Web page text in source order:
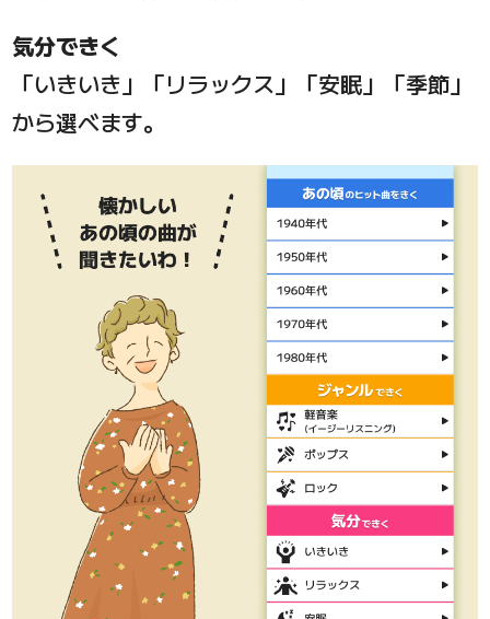
気分できく
「いきいき」「リラックス」「安眠」「季節」
から選べます。